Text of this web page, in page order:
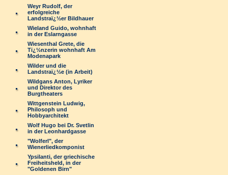
Weyr Rudolf, der
erfolgreiche
Landstraï¿½er Bildhauer
Wieland Guido, wohnhaft
in der Eslarngasse
Wiesenthal Grete, die
Tï¿½nzerin wohnhaft Am
Modenapark
Wilder und die
Landstraï¿½e (in Arbeit)
Wildgans Anton, Lyriker
und Direktor des
Burgtheaters
Wittgenstein Ludwig,
Philosoph und
Hobbyarchitekt
Wolf Hugo bei Dr. Svetlin
in der Leonhardgasse
"Wolferl", der
Wienerliedkomponist
Ypsilanti, der griechische
Freiheitsheld, in der
"Goldenen Birn"